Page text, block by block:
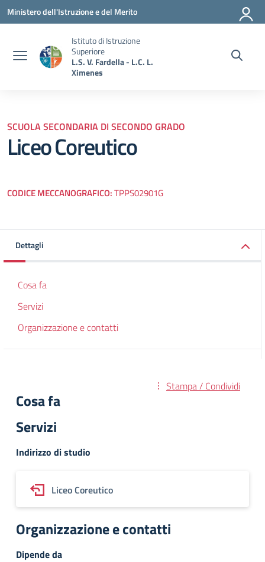
Vai ai contenuti
Vai al menu di navigazione
Vai al footer
Ministero dell'Istruzione e del Merito
Istituto di Istruzione
Superiore
L.S. V. Fardella - L.C. L.
Ximenes
SCUOLA SECONDARIA DI SECONDO GRADO
Liceo Coreutico
CODICE MECCANOGRAFICO:TPPS02901G
Dettagli
Cosa fa
Servizi
Organizzazione e contatti
Stampa / Condividi
Cosa fa
Servizi
Indirizzo di studio
Liceo Coreutico
Organizzazione e contatti
Dipende da